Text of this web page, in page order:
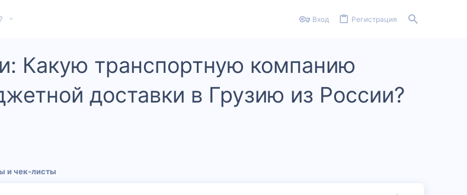
Вход Регистрация
Какую транспортную компанию
доставки в Грузию из России?
и чек‑листы